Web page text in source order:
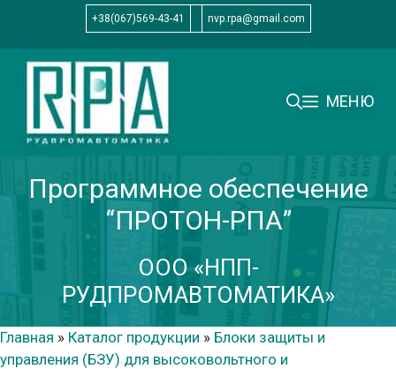
содержимому
+38(067)569-43-41 nvp.rpa@gmail.com
МЕНЮ
Программное обеспечение
“ПРОТОН-РПА”
ООО «НПП-
РУДПРОМАВТОМАТИКА»
Главная » Каталог продукции » Блоки защиты и
управления (БЗУ) для высоковольтного и